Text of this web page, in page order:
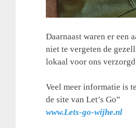
Daarnaast waren er een
niet te vergeten de
lokaal voor ons
Veel meer informatie is
de site van Let’s Go”
www.Lets-go-wijhe.nl